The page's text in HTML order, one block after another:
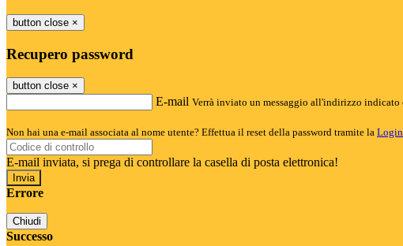
button close ×
Recupero password
button close ×
E-mail Verrà inviato un messaggio all'indirizzo indicato
Non hai una e-mail associata al nome utente? Effettua il reset della password tramite la
E-mail inviata, si prega di controllare la casella di posta elettronica!
Errore
Chiudi
Successo